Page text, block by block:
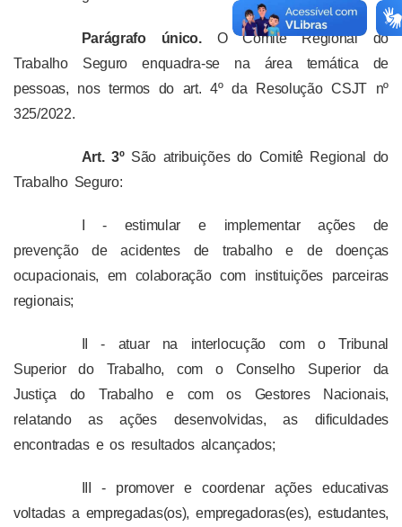
Parágrafo único. O Comitê Regional do
Trabalho Seguro enquadra-se na área temática de
pessoas, nos termos do art. 4º da Resolução CSJT nº
325/2022.
Art. 3º São atribuições do Comitê Regional do
Trabalho Seguro:
I - estimular e implementar ações de
prevenção de acidentes de trabalho e de doenças
ocupacionais, em colaboração com instituições parceiras
regionais;
II - atuar na interlocução com o Tribunal
Superior do Trabalho, com o Conselho Superior da
Justiça do Trabalho e com os Gestores Nacionais,
relatando as ações desenvolvidas, as dificuldades
encontradas e os resultados alcançados;
III - promover e coordenar ações educativas
voltadas a empregadas(os), empregadoras(es), estudantes,